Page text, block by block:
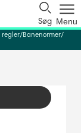
Søg Menu
regler Banenormer